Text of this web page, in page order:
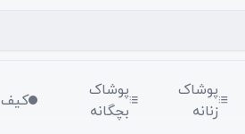
پوشاک
زنانه
پوشاک
بچگانه
کیف